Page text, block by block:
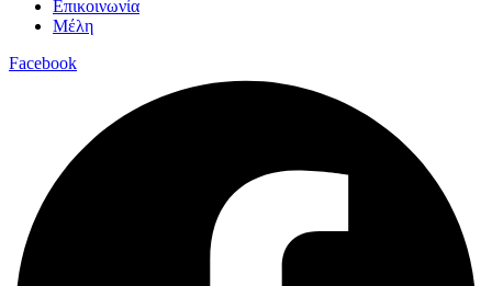
Επικοινωνία
Μέλη
Facebook